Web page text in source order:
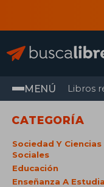
MENÚ Libros
CATEGORÍA
Sociedad Y Ciencias
Sociales
Educación
Enseñanza A